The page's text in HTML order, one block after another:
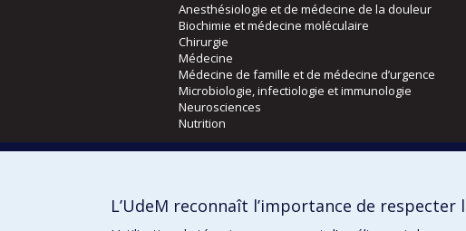
Anesthésiologie et de médecine de la douleur
Biochimie et médecine moléculaire
Chirurgie
Médecine
Médecine de famille et de médecine d’urgence
Microbiologie, infectiologie et immunologie
Neurosciences
Nutrition
Orthophonie et audiologie
L’UdeM reconnaît l’importance de respecter